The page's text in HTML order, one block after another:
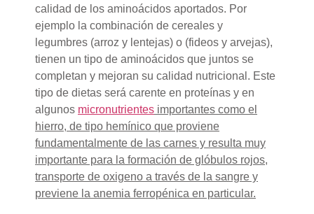
calidad de los aminoácidos aportados. Por
ejemplo la combinación de cereales y
legumbres (arroz y lentejas) o (fideos y arvejas),
tienen un tipo de aminoácidos que juntos se
completan y mejoran su calidad nutricional. Este
tipo de dietas será carente en proteínas y en
algunos micronutrientes importantes como el
hierro, de tipo hemínico que proviene
fundamentalmente de las carnes y resulta muy
importante para la formación de glóbulos rojos,
transporte de oxigeno a través de la sangre y
previene la anemia ferropénica en particular.